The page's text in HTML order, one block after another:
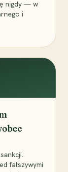
nigdy — w
i
fałszywymi